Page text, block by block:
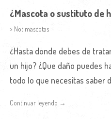
¿Mascota o sustituto de
> Notimascotas
¿Hasta donde debes de
un hijo? ¿Que daño puedes
todo lo que necesitas saber
Continuar leyendo →